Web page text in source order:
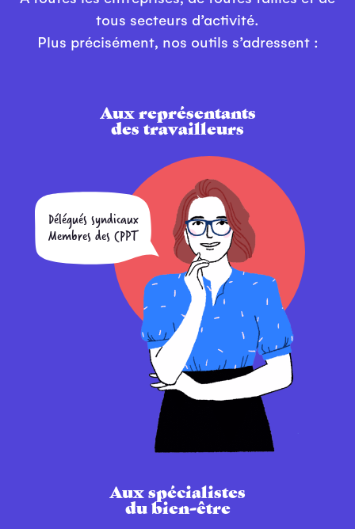
tous secteurs d’activité.
Plus précisément, nos outils s’adressent :
Aux représentants
des travailleurs
Délégués syndicaux
Membres des CPPT
Aux spécialistes
du bien-être